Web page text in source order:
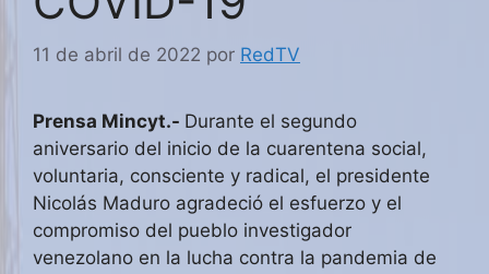
11 de abril de 2022 por RedTV
Prensa Mincyt.- Durante el segundo
aniversario del inicio de la cuarentena social,
voluntaria, consciente y radical, el presidente
Nicolás Maduro agradeció el esfuerzo y el
compromiso del pueblo investigador
venezolano en la lucha contra la pandemia de